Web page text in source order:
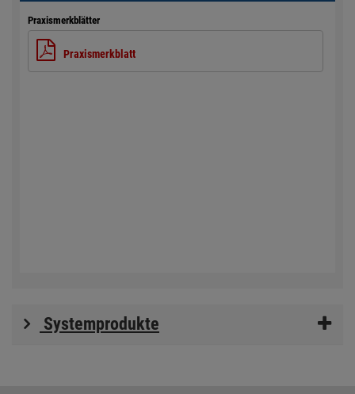
Praxismerkblätter
Praxismerkblatt
Systemprodukte